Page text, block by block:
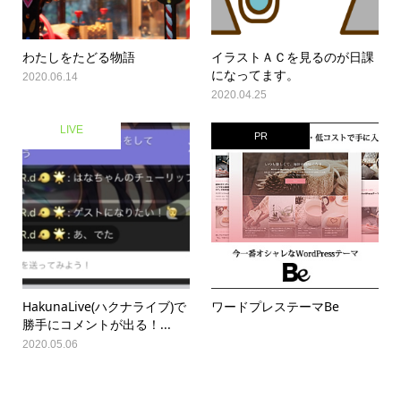
わたしをたどる物語
2020.06.14
イラストＡＣを見るのが日課
になってます。
2020.04.25
LIVE
HakunaLive(ハクナライブ)で
勝手にコメントが出る！...
2020.05.06
PR
ワードプレステーマBe